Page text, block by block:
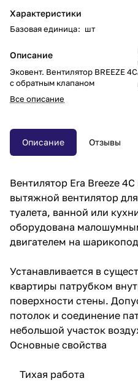
Характеристики
Базовая единица: шт
Описание
Эковент. Вентилятор BREEZE 4C
с обратным клапаном
Все описание
Описание Отзывы
Вентилятор Era Breeze
вытяжной вентилятор
туалета, ванной или
оборудована
двигателем на
Устанавливается в
квартиры патрубком
поверхности стены.
потолок и соединение
небольшой участок
Основные свойства
Тихая работа